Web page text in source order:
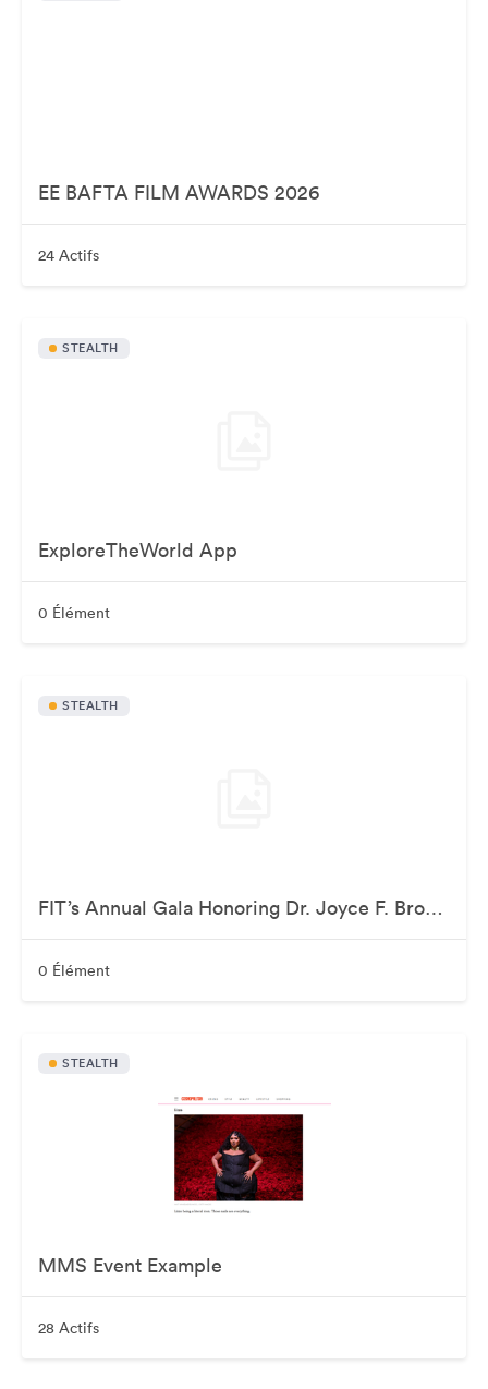
EE BAFTA FILM AWARDS 2026
24 Actifs
STEALTH
ExploreTheWorld App
0 Élément
STEALTH
FIT’s Annual Gala Honoring Dr. Joyce F. Brown
0 Élément
STEALTH
MMS Event Example
28 Actifs